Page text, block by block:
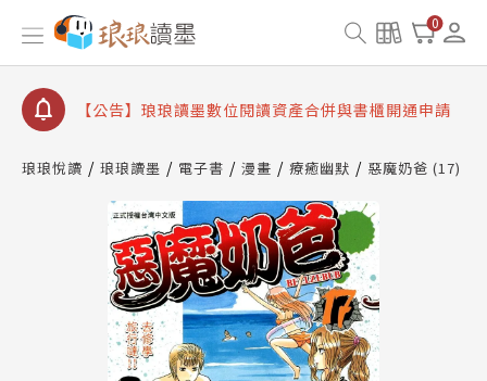
0
【公告】琅琅書店服務升級重要說明及資產合併結果
查詢
【公告】因 Readmoo 讀墨系統維護中，本站同步暫
【公告】琅琅讀墨數位閱讀資產合併與書櫃開通申請
請圖文教學
【公告】琅琅書店服務升級重要說明及資產合併結果
【公告】因 Readmoo 讀墨系統維護中，本站同步暫
停部分閱讀服務
琅琅悅讀 琅琅讀墨 電子書 漫畫 療癒幽默 惡魔奶爸 (17)